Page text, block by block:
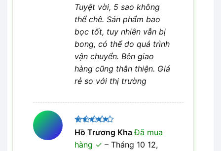
Tuyệt vời, 5 sao không
thể chê. Sản phẩm bao
bọc tốt, tuy nhiên vẫn bị
bong, có thể do quá trình
vận chuyển. Bên giao
hàng cũng thân thiện. Giá
rẻ so với thị trường
Được xếp
hạng 5 5
sao
Hồ Trương KhaĐã mua
hàng
– Tháng 10 12,